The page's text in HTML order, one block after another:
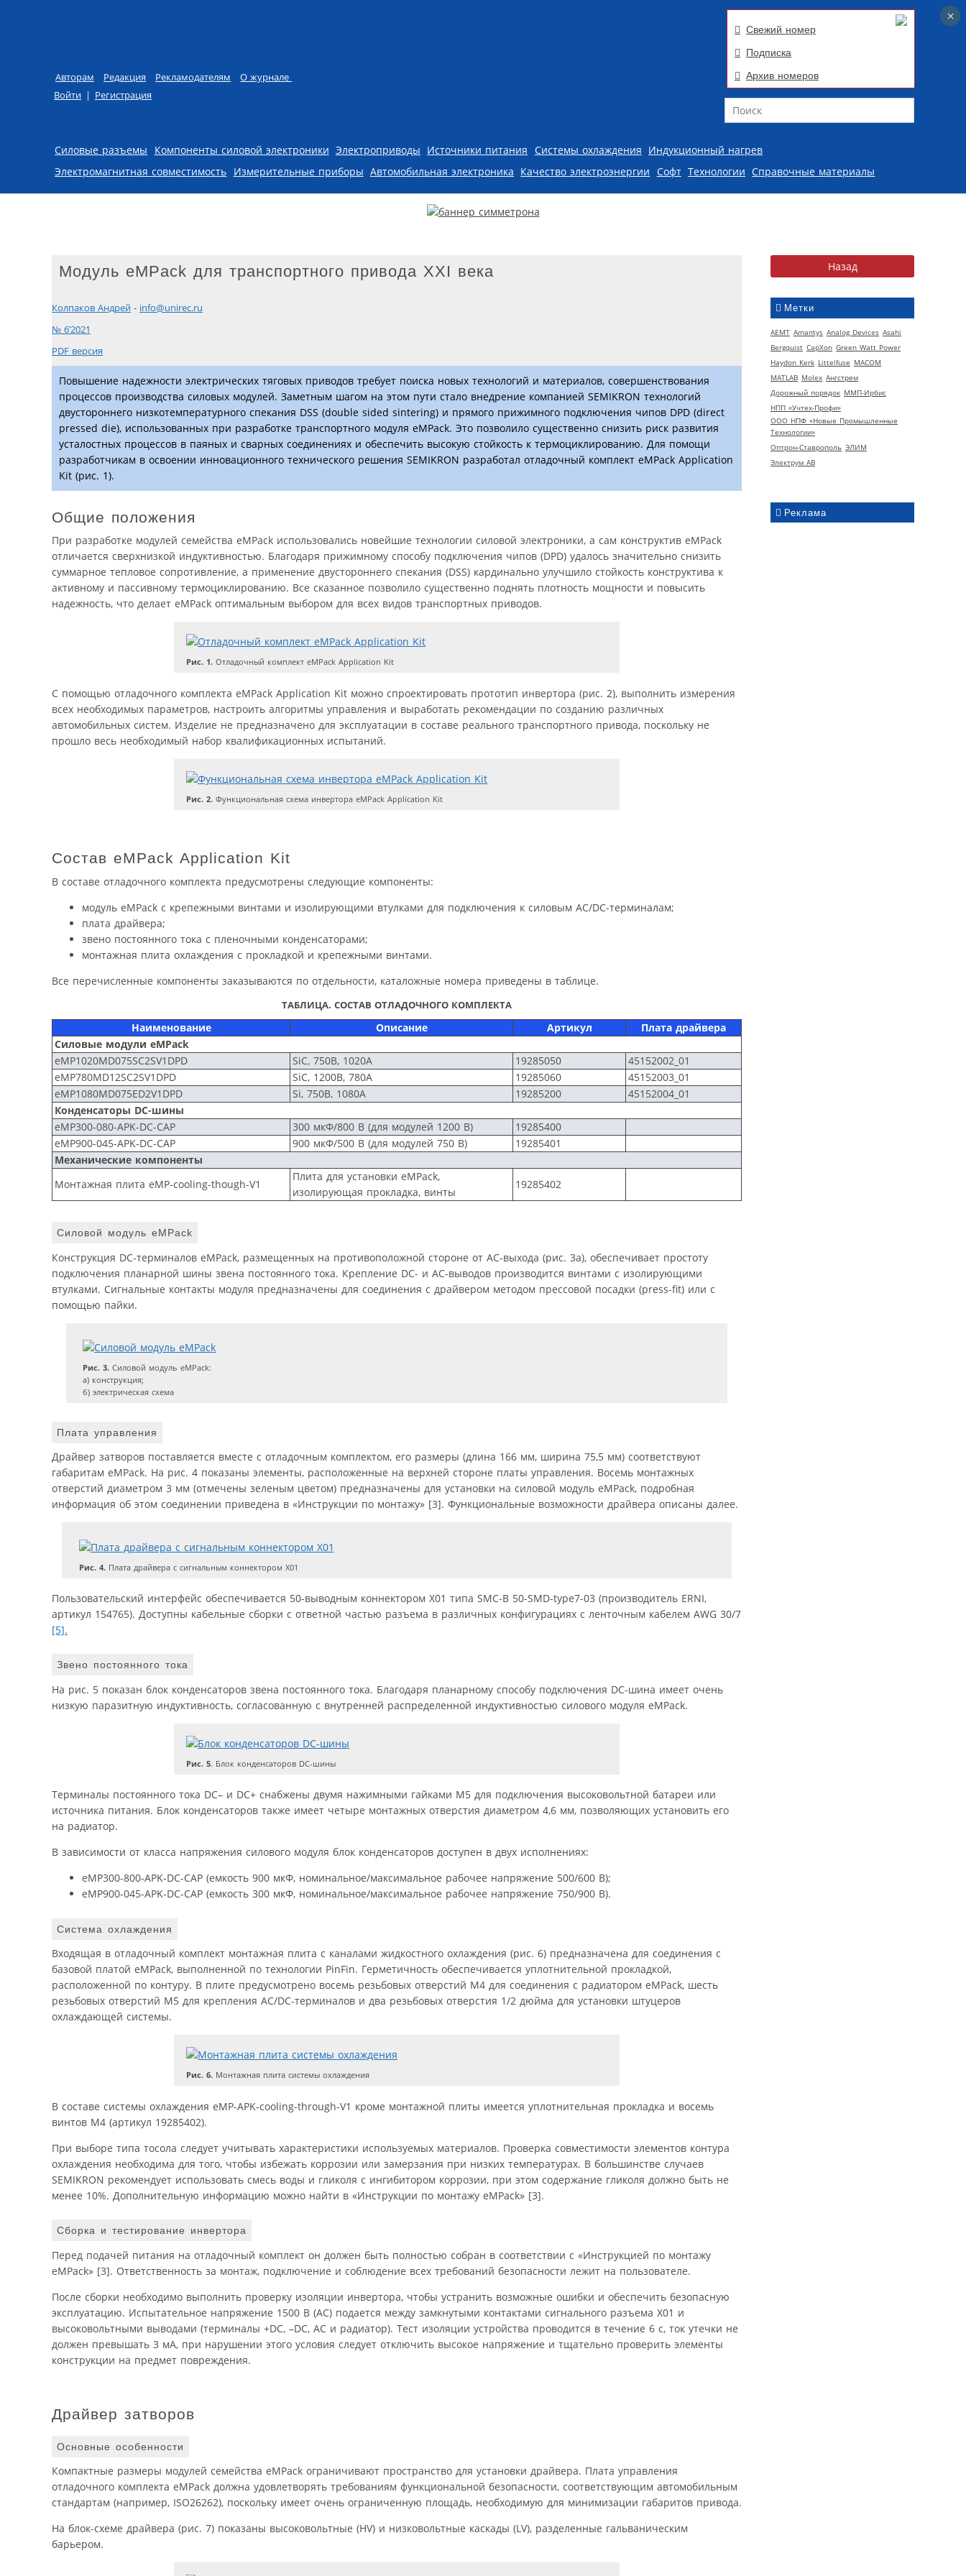
Авторам Редакция Рекламодателям
О журнале
Войти | Регистрация
Свежий номер
Подписка
Архив номеров
Поиск
Skip to content
Силовые разъемы Компоненты силовой электроники Электроприводы Источники питания Системы охлаждения Индукционный нагрев
Электромагнитная совместимость Измерительные приборы Автомобильная электроника Качество электроэнергии Софт Технологии Справочные материалы
Метки
AEMT Amantys Analog Devices Asahi
Bergquist CapXon Green Watt Power
Haydon Kerk Littelfuse MACOM
MATLAB Molex Ангстрем
Дорожный порядок ММП-Ирбис
НПП «Учтех-Профи»
ООО НПФ «Новые Промышленные
Технологии»
Оптрон-Ставрополь ЭЛИМ
Электрум АВ
Реклама
Модуль eMPack для транспортного привода XXI века
Колпаков Андрей - info@unirec.ru
№ 6’2021
PDF версия
Повышение надежности электрических тяговых приводов требует поиска новых технологий и материалов, совершенствования
процессов производства силовых модулей. Заметным шагом на этом пути стало внедрение компанией SEMIKRON технологий
двустороннего низкотемпературного спекания DSS (double sided sintering) и прямого прижимного подключения чипов DPD (direct
pressed die), использованных при разработке транспортного модуля eMPack. Это позволило существенно снизить риск развития
усталостных процессов в паяных и сварных соединениях и обеспечить высокую стойкость к термоциклированию. Для помощи
разработчикам в освоении инновационного технического решения SEMIKRON разработал отладочный комплект eMPack Application
Kit (рис. 1).
Общие положения
При разработке модулей семейства eMPack использовались новейшие технологии силовой электроники, а сам конструктив eMPack
отличается сверхнизкой индуктивностью. Благодаря прижимному способу подключения чипов (DPD) удалось значительно снизить
суммарное тепловое сопротивление, а применение двустороннего спекания (DSS) кардинально улучшило стойкость конструктива к
активному и пассивному термоциклированию. Все сказанное позволило существенно поднять плотность мощности и повысить
надежность, что делает eMPack оптимальным выбором для всех видов транспортных приводов.
Рис. 1. Отладочный комплект eMPack Application Kit
С помощью отладочного комплекта eMPack Application Kit можно спроектировать прототип инвертора (рис. 2), выполнить измерения
всех необходимых параметров, настроить алгоритмы управления и выработать рекомендации по созданию различных
автомобильных систем. Изделие не предназначено для эксплуатации в составе реального транспортного привода, поскольку не
прошло весь необходимый набор квалификационных испытаний.
Рис. 2. Функциональная схема инвертора eMPack Application Kit
Состав eMPack Application Kit
В составе отладочного комплекта предусмотрены следующие компоненты:
модуль eMPack с крепежными винтами и изолирующими втулками для подключения к силовым AC/DC-терминалам;
плата драйвера;
звено постоянного тока с пленочными конденсаторами;
монтажная плита охлаждения с прокладкой и крепежными винтами.
Все перечисленные компоненты заказываются по отдельности, каталожные номера приведены в таблице.
ТАБЛИЦА. СОСТАВ ОТЛАДОЧНОГО КОМПЛЕКТА
Наименование Описание Артикул
Плата драйвера
Силовые модули eMPack
eMP1020MD075SC2SV1DPD
SiC, 750B, 1020A 19285050
45152002_01
eMP780MD12SC2SV1DPD
SiC, 1200B, 780A 19285060
45152003_01
eMP1080MD075ED2V1DPD
Si, 750B, 1080A 19285200
45152004_01
Конденсаторы DC-шины
eMP300-080-APK-DC-CAP
300 мкФ/800 В (для модулей 1200 В)
19285400
eMP900-045-APK-DC-CAP
900 мкФ/500 В (для модулей 750 В)
19285401
Механические компоненты
Монтажная плита eMP-cooling-though-V1
Плита для установки eMPack,
изолирующая прокладка, винты
19285402
Силовой модуль eMPack
Конструкция DC-терминалов eMPack, размещенных на противоположной стороне от АС-выхода (рис. 3а), обеспечивает простоту
подключения планарной шины звена постоянного тока. Крепление DC- и AC-выводов производится винтами с изолирующими
втулками. Сигнальные контакты модуля предназначены для соединения с драйвером методом прессовой посадки (press-fit) или с
помощью пайки.
Рис. 3. Силовой модуль eMPack:
а) конструкция;
б) электрическая схема
Плата управления
Драйвер затворов поставляется вместе с отладочным комплектом, его размеры (длина 166 мм, ширина 75,5 мм) соответствуют
габаритам eMPack. На рис. 4 показаны элементы, расположенные на верхней стороне платы управления. Восемь монтажных
отверстий диаметром 3 мм (отмечены зеленым цветом) предназначены для установки на силовой модуль eMPack, подробная
информация об этом соединении приведена в «Инструкции по монтажу» [3]. Функциональные возможности драйвера описаны далее.
Рис. 4.Плата драйвера с сигнальным коннектором Х01
Пользовательский интерфейс обеспечивается 50-выводным коннектором X01 типа SMC-B 50-SMD-type7-03 (производитель ERNI,
артикул 154765). Доступны кабельные сборки с ответной частью разъема в различных конфигурациях с ленточным кабелем AWG 30/7
[5].
Звено постоянного тока
На рис. 5 показан блок конденсаторов звена постоянного тока. Благодаря планарному способу подключения DC-шина имеет очень
низкую паразитную индуктивность, согласованную с внутренней распределенной индуктивностью силового модуля eMPack.
Рис. 5. Блок конденсаторов DC-шины
Терминалы постоянного тока DC– и DC+ снабжены двумя нажимными гайками M5 для подключения высоковольтной батареи или
источника питания. Блок конденсаторов также имеет четыре монтажных отверстия диаметром 4,6 мм, позволяющих установить его
на радиатор.
В зависимости от класса напряжения силового модуля блок конденсаторов доступен в двух исполнениях:
eMP300-800-APK-DC-CAP (емкость 900 мкФ, номинальное/максимальное рабочее напряжение 500/600 В);
eMP900-045-APK-DC-CAP (емкость 300 мкФ, номинальное/максимальное рабочее напряжение 750/900 В).
Система охлаждения
Входящая в отладочный комплект монтажная плита с каналами жидкостного охлаждения (рис. 6) предназначена для соединения с
базовой платой eMPack, выполненной по технологии PinFin. Герметичность обеспечивается уплотнительной прокладкой,
расположенной по контуру. В плите предусмотрено восемь резьбовых отверстий M4 для соединения с радиатором eMPack, шесть
резьбовых отверстий M5 для крепления AC/DC-терминалов и два резьбовых отверстия 1/2 дюйма для установки штуцеров
охлаждающей системы.
Рис. 6. Монтажная плита системы охлаждения
В составе системы охлаждения eMP-APK-cooling-through-V1 кроме монтажной плиты имеется уплотнительная прокладка и восемь
винтов М4 (артикул 19285402).
При выборе типа тосола следует учитывать характеристики используемых материалов. Проверка совместимости элементов контура
охлаждения необходима для того, чтобы избежать коррозии или замерзания при низких температурах. В большинстве случаев
SEMIKRON рекомендует использовать смесь воды и гликоля с ингибитором коррозии, при этом содержание гликоля должно быть не
менее 10%. Дополнительную информацию можно найти в «Инструкции по монтажу eMPack» [3].
Сборка и тестирование инвертора
Перед подачей питания на отладочный комплект он должен быть полностью собран в соответствии с «Инструкцией по монтажу
eMPack» [3]. Ответственность за монтаж, подключение и соблюдение всех требований безопасности лежит на пользователе.
После сборки необходимо выполнить проверку изоляции инвертора, чтобы устранить возможные ошибки и обеспечить безопасную
эксплуатацию. Испытательное напряжение 1500 В (АС) подается между замкнутыми контактами сигнального разъема X01 и
высоковольтными выводами (терминалы +DC, –DC, АС и радиатор). Тест изоляции устройства проводится в течение 6 с, ток утечки не
должен превышать 3 мА, при нарушении этого условия следует отключить высокое напряжение и тщательно проверить элементы
конструкции на предмет повреждения.
Драйвер затворов
Основные особенности
Компактные размеры модулей семейства eMPack ограничивают пространство для установки драйвера. Плата управления
отладочного комплекта eMPack должна удовлетворять требованиям функциональной безопасности, соответствующим автомобильным
стандартам (например, ISO26262), поскольку имеет очень ограниченную площадь, необходимую для минимизации габаритов привода.
На блок-схеме драйвера (рис. 7) показаны высоковольтные (HV) и низковольтные каскады (LV), разделенные гальваническим
барьером.
×
×